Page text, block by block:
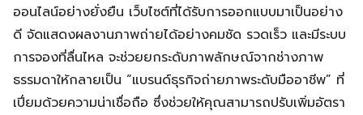
ออนไลน์อย่างยั่งยืน เว็บไซต์ที่ได้รับการออกแบบมาเป็นอย่าง
ดี จัดแสดงผลงานภาพถ่ายได้อย่างคมชัด รวดเร็ว และมีระบบ
การจองที่ลื่นไหล จะช่วยยกระดับภาพลักษณ์จากช่างภาพ
ธรรมดาให้กลายเป็น “แบรนด์ธุรกิจถ่ายภาพระดับมืออาชีพ” ที่
เปี่ยมด้วยความน่าเชื่อถือ ซึ่งช่วยให้คุณสามารถปรับเพิ่มอัตรา